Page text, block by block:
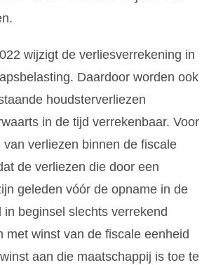
wijzigt de verliesverrekening in
Daardoor worden ook
houdsterverliezen
in de tijd verrekenbaar. Voor
van verliezen binnen de fiscale
de verliezen die door een
geleden vóór de opname in de
in beginsel slechts verrekend
met winst van de fiscale eenheid
aan die maatschappij is toe te